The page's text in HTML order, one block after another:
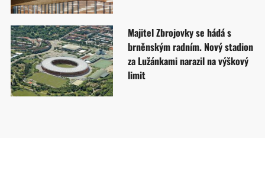
Majitel Zbrojovky se hádá s
brněnským radním. Nový stadion
za Lužánkami narazil na výškový
limit